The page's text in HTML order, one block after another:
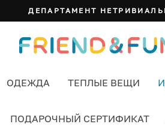
ДЕПАРТАМЕНТ
ОДЕЖДА ТЕПЛЫЕ ВЕЩИ
ПОДАРОЧНЫЙ СЕРТИФИКАТ